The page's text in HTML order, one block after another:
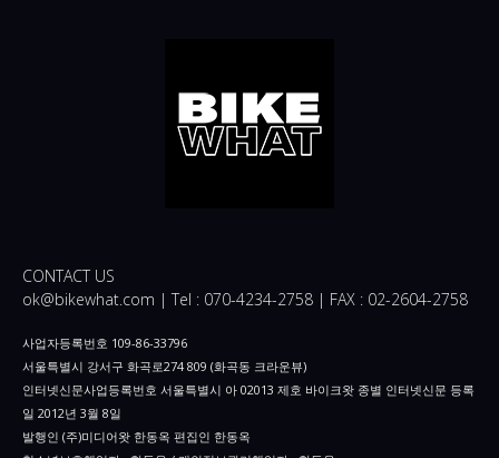
CONTACT US
ok@bikewhat.com | Tel : 070-4234-2758 | FAX : 02-2604-2758
사업자등록번호 109-86-33796
서울특별시 강서구 화곡로274 809 (화곡동 크라운뷰)
인터넷신문사업등록번호 서울특별시 아 02013 제호 바이크왓 종별 인터넷신문 등록
일 2012년 3월 8일
발행인 (주)미디어왓 한동옥 편집인 한동옥